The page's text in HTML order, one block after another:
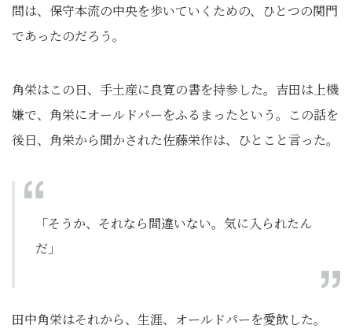
問は、保守本流の中央を歩いていくための、ひとつの関門
であったのだろう。
角栄はこの日、手土産に良寛の書を持参した。吉田は上機
嫌で、角栄にオールドパーをふるまったという。この話を
後日、角栄から聞かされた佐藤栄作は、ひとこと言った。
「そうか、それなら間違いない。気に入られたん
だ」
田中角栄はそれから、生涯、オールドパーを愛飲した。